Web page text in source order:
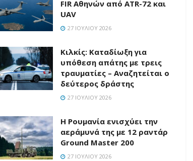
FIR Αθηνών από ATR-72 και
UAV
27 ΙΟΥΛΊΟΥ 2026
Κιλκίς: Καταδίωξη για
υπόθεση απάτης με τρεις
τραυματίες – Αναζητείται ο
δεύτερος δράστης
27 ΙΟΥΛΊΟΥ 2026
Η Ρουμανία ενισχύει την
αεράμυνά της με 12 ραντάρ
Ground Master 200
27 ΙΟΥΛΊΟΥ 2026